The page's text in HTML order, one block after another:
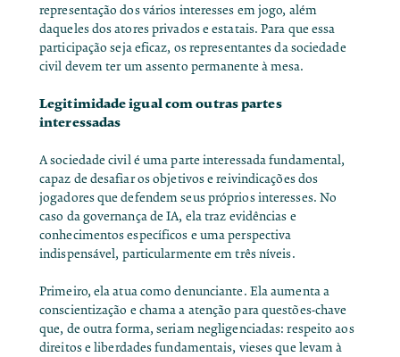
representação dos vários interesses em jogo, além
daqueles dos atores privados e estatais. Para que essa
participação seja eficaz, os representantes da sociedade
civil devem ter um assento permanente à mesa.
Legitimidade igual com outras partes
interessadas
A sociedade civil é uma parte interessada fundamental,
capaz de desafiar os objetivos e reivindicações dos
jogadores que defendem seus próprios interesses. No
caso da governança de IA, ela traz evidências e
conhecimentos específicos e uma perspectiva
indispensável, particularmente em três níveis.
Primeiro, ela atua como denunciante. Ela aumenta a
conscientização e chama a atenção para questões-chave
que, de outra forma, seriam negligenciadas: respeito aos
direitos e liberdades fundamentais, vieses que levam à